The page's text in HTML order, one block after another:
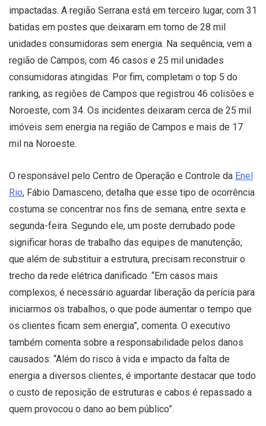
impactadas. A região Serrana está em terceiro lugar, com 31
batidas em postes que deixaram em torno de 28 mil
unidades consumidoras sem energia. Na sequência, vem a
região de Campos, com 46 casos e 25 mil unidades
consumidoras atingidas. Por fim, completam o top 5 do
ranking, as regiões de Campos que registrou 46 colisões e
Noroeste, com 34. Os incidentes deixaram cerca de 25 mil
imóveis sem energia na região de Campos e mais de 17
mil na Noroeste.
O responsável pelo Centro de Operação e Controle da Enel
Rio, Fábio Damasceno, detalha que esse tipo de ocorrência
costuma se concentrar nos fins de semana, entre sexta e
segunda-feira. Segundo ele, um poste derrubado pode
significar horas de trabalho das equipes de manutenção,
que além de substituir a estrutura, precisam reconstruir o
trecho da rede elétrica danificado. “Em casos mais
complexos, é necessário aguardar liberação da perícia para
iniciarmos os trabalhos, o que pode aumentar o tempo que
os clientes ficam sem energia”, comenta. O executivo
também comenta sobre a responsabilidade pelos danos
causados: “Além do risco à vida e impacto da falta de
energia a diversos clientes, é importante destacar que todo
o custo de reposição de estruturas e cabos é repassado a
quem provocou o dano ao bem público”.